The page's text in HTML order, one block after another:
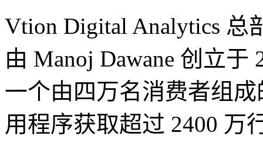
Vtion Digital Analytics 总
由 Manoj Dawane 创立
一个由四万名消费者组
用程序获取超过 2400 万